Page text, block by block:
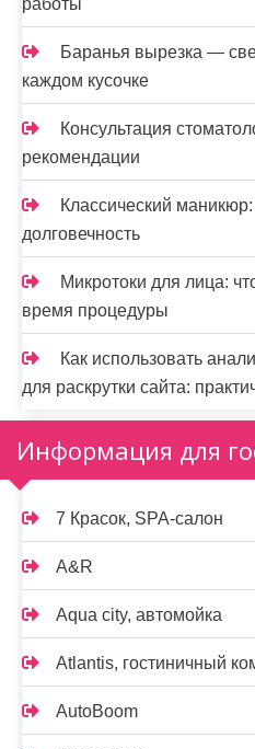
работы
Баранья вырезка —
каждом кусочке
Консультация
рекомендации
Классический
долговечность
Микротоки для лица:
время процедуры
Как использовать
для раскрутки сайта:
Информация для
7 Красок, SPA-салон
A&R
Aqua city, автомойка
Atlantis, гостиничный
AutoBoom